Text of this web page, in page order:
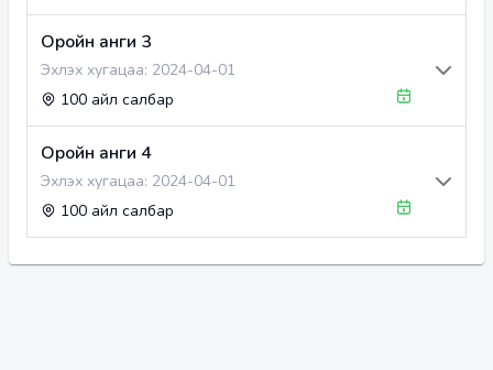
Оройн анги 3
Эхлэх хугацаа: 2024-04-01
100 айл салбар
Оройн анги 4
Эхлэх хугацаа: 2024-04-01
100 айл салбар